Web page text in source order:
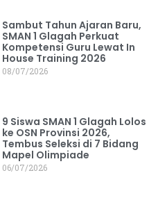
Sambut Tahun Ajaran Baru,
SMAN 1 Glagah Perkuat
Kompetensi Guru Lewat In
House Training 2026
08/07/2026
9 Siswa SMAN 1 Glagah Lolos
ke OSN Provinsi 2026,
Tembus Seleksi di 7 Bidang
Mapel Olimpiade
06/07/2026